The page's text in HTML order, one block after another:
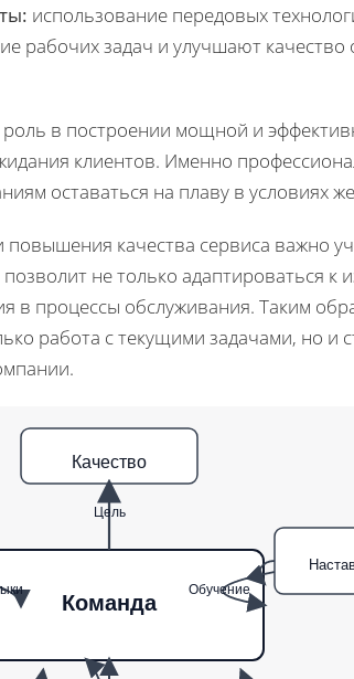
использование передовых
рабочих задач и улучшают качество
роль в построении мощной и
клиентов. Именно
оставаться на плаву в условиях
повышения качества сервиса важно
не только адаптироваться к
в процессы обслуживания. Таким
работа с текущими задачами, но и
Качество
Команда
Обучение
Цель